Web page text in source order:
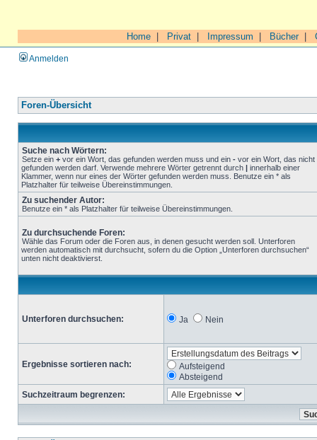
Home Privat Impressum Bücher|
Anmelden
Foren-Übersicht
Suche nach Wörtern:
Setze ein + vor ein Wort, das gefunden werden muss und ein - vor ein Wort, das nicht
gefunden werden darf. Verwende mehrere Wörter getrennt durch | innerhalb einer
Klammer, wenn nur eines der Wörter gefunden werden muss. Benutze ein * als
Platzhalter für teilweise Übereinstimmungen.
Zu suchender Autor:
Benutze ein * als Platzhalter für teilweise Übereinstimmungen.
Zu durchsuchende Foren:
Wähle das Forum oder die Foren aus, in denen gesucht werden soll. Unterforen
werden automatisch mit durchsucht, sofern du die Option „Unterforen durchsuchen“
unten nicht deaktivierst.
Unterforen durchsuchen: Ja Nein
Ergebnisse sortieren nach:
Aufsteigend
Absteigend
Suchzeitraum begrenzen: